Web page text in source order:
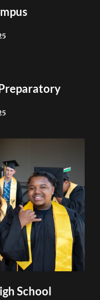
School